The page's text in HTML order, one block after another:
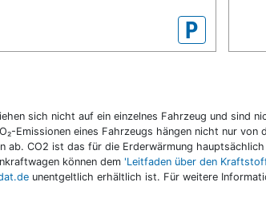
P
sich nicht auf ein einzelnes Fahrzeug und sind
Emissionen eines Fahrzeugs hängen nicht nur
CO2 ist das für die Erderwärmung
können dem 'Leitfaden über den
unentgeltlich erhältlich ist. Für weitere